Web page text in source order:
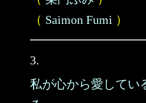
（ Saimon Fumi ）
3.
私が心から愛してい